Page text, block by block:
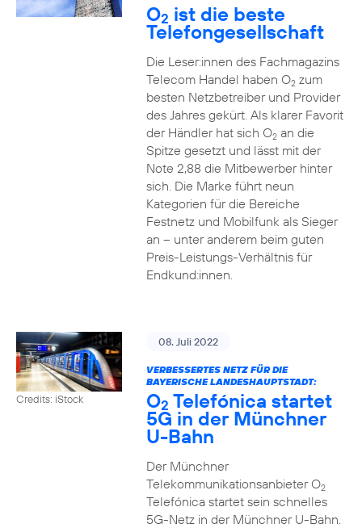
O2 ist die beste
Telefongesellschaft
Die Leser:innen des Fachmagazins
Telecom Handel haben O2zum
besten Netzbetreiber und Provider
des Jahres gekürt. Als klarer Favorit
der Händler hat sich O2an die
Spitze gesetzt und lässt mit der
Note 2,88 die Mitbewerber hinter
sich. Die Marke führt neun
Kategorien für die Bereiche
Festnetz und Mobilfunk als Sieger
an – unter anderem beim guten
Preis-Leistungs-Verhältnis für
Endkund:innen.
Credits: iStock
08. Juli 2022
VERBESSERTES NETZ FÜR DIE
BAYERISCHE LANDESHAUPTSTADT:
O2 Telefónica startet
5G in der Münchner
U-Bahn
Der Münchner
Telekommunikationsanbieter O2
Telefónica startet sein schnelles
5G-Netz in der Münchner U-Bahn.